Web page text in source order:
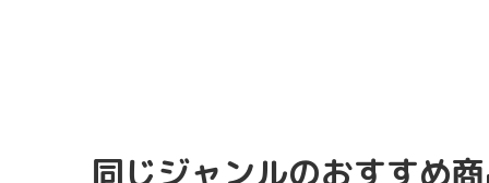
同じジャンルのおすすめ